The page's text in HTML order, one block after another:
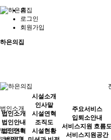
홈
로그인
회원가입
하은의집
법인소개
법인안내
법인소개
법인안내
법인연혁
시설소개
인사말
시설연혁
조직도
시설현황
주요서비스
입퇴소안내
서비스지원 흐름
서비스지원공간